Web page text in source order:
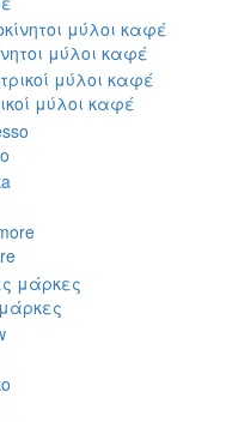
μύλοι καφέ
μύλοι καφέ